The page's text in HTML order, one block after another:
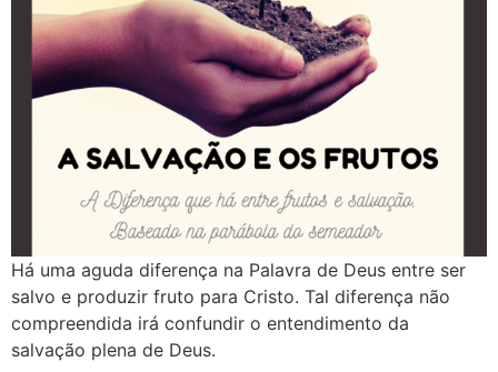
Há uma aguda diferença na Palavra de Deus entre ser
salvo e produzir fruto para Cristo. Tal diferença não
compreendida irá confundir o entendimento da
salvação plena de Deus.